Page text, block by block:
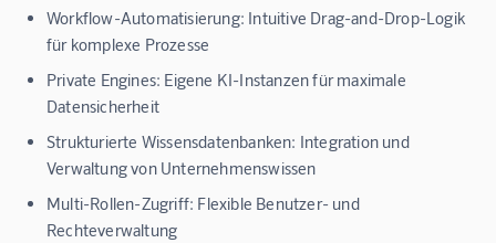
Workflow-Automatisierung: Intuitive Drag-and-Drop-Logik
für komplexe Prozesse
Private Engines: Eigene KI-Instanzen für maximale
Datensicherheit
Strukturierte Wissensdatenbanken: Integration und
Verwaltung von Unternehmenswissen
Multi-Rollen-Zugriff: Flexible Benutzer- und
Rechteverwaltung